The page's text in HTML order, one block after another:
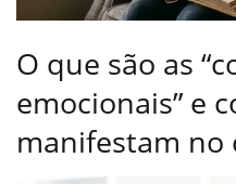
O que são as
emocionais” e
manifestam no